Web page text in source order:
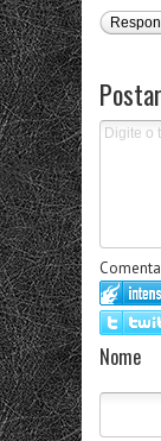
Nome